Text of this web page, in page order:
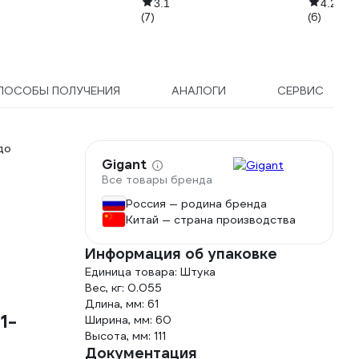
3.1
(7)
4.2
(6)
ПОЛУЧЕНИЯ АНАЛОГИ СЕРВИС
Gigant
Все товары бренда
Россия — родина бренда
Китай — страна производства
Информация об упаковке
Единица товара: Штука
Вес, кг: 0.055
Длина, мм: 61
Ширина, мм: 60
Высота, мм: 111
Документация